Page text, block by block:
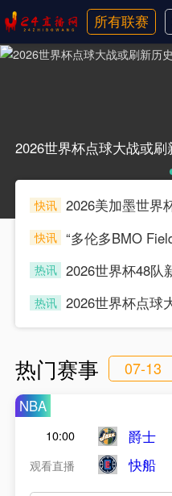
所有联赛
快讯
快讯
热讯
热讯 2026世界杯点球
热门赛事 07-13
NBA
10:00
观看直播
爵士
快船